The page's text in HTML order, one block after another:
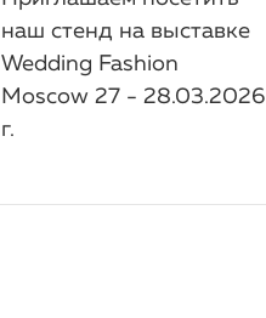
наш стенд на выставке
Wedding Fashion
Moscow 27 - 28.03.2026
г.